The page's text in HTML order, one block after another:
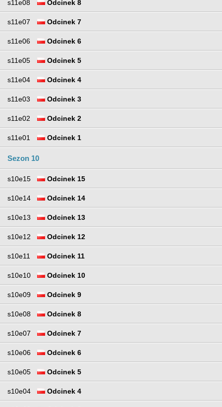
s11e08 Odcinek 8
s11e07 Odcinek 7
s11e06 Odcinek 6
s11e05 Odcinek 5
s11e04 Odcinek 4
s11e03 Odcinek 3
s11e02 Odcinek 2
s11e01 Odcinek 1
Sezon 10
s10e15 Odcinek 15
s10e14 Odcinek 14
s10e13 Odcinek 13
s10e12 Odcinek 12
s10e11 Odcinek 11
s10e10 Odcinek 10
s10e09 Odcinek 9
s10e08 Odcinek 8
s10e07 Odcinek 7
s10e06 Odcinek 6
s10e05 Odcinek 5
s10e04 Odcinek 4